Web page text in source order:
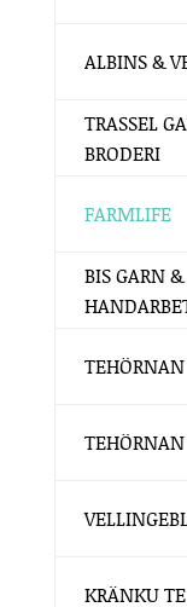
ALBINS &
TRASSEL
BRODERI
FARMLIFE
BIS GARN &
TEHÖRNAN
TEHÖRNAN
KRÄNKU